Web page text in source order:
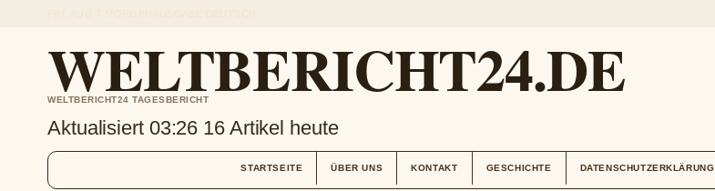
WELTBERICHT24.DE
WELTBERICHT24 TAGESBERICHT
Aktualisiert 03:26 16 Artikel heute
STARTSEITE ÜBER UNS KONTAKT GESCHICHTE DATENSCHUTZERKLÄRUNG